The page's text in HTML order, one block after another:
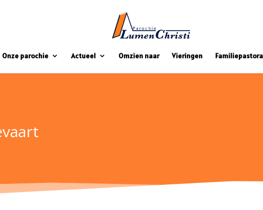
Onze parochie Actueel Omzien naar Vieringen